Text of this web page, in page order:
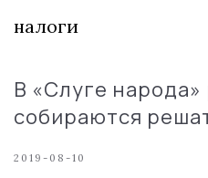
налоги
В «Слуге народа»
собираются
2019-08-10